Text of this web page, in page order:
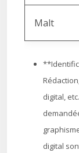
Malt
digital,
digital